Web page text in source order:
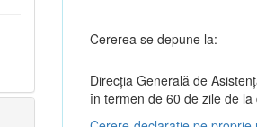
Cererea se depune la:
Direcția Generală de
în termen de 60 de zile de